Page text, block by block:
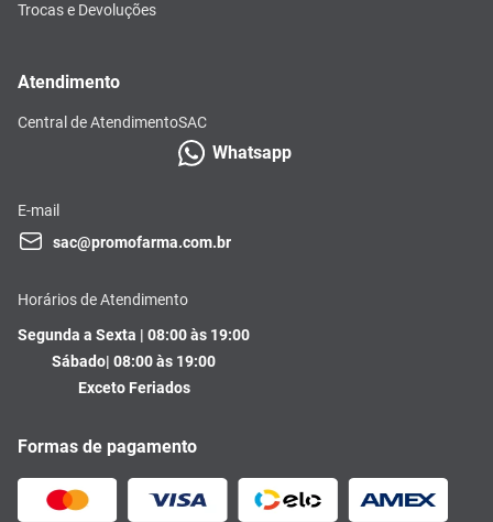
Trocas e Devoluções
Atendimento
Central de AtendimentoSAC
Whatsapp
E-mail
sac@promofarma.com.br
Horários de Atendimento
Segunda a Sexta | 08:00 às 19:00
Sábado| 08:00 às 19:00
Exceto Feriados
Formas de pagamento